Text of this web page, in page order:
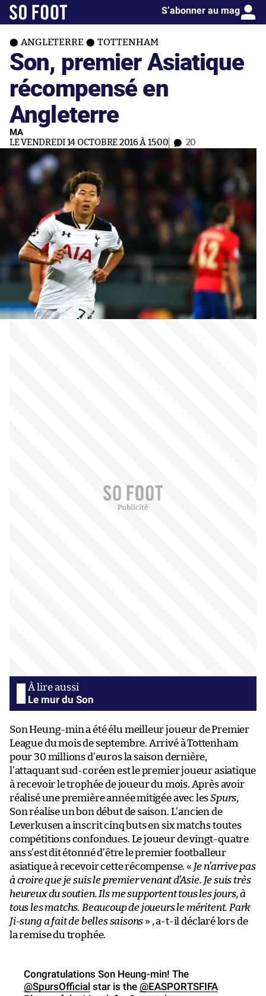
S’abonner au mag
ANGLETERRE TOTTENHAM
Son, premier Asiatique
récompensé en
Angleterre
MA
LE VENDREDI 14 OCTOBRE 2016 À 15:00 20
Le mur du Son
Son Heung-min a été élu meilleur joueur de Premier
League du mois de septembre. Arrivé à Tottenham
pour 30 millions d’euros la saison dernière,
l’attaquant sud-coréen est le premier joueur asiatique
à recevoir le trophée de joueur du mois. Après avoir
réalisé une première année mitigée avec lesSpurs,
Son réalise un bon début de saison. L’ancien de
Leverkusen a inscrit cinq buts en six matchs toutes
compétitions confondues. Le joueur de vingt-quatre
ans s’est dit étonné d’être le premier footballeur
asiatique à recevoir cette récompense. « Je n’arrive pas
à croire que je suis le premier venant d’Asie. Je suis très
heureux du soutien. Ils me supportent tous les jours, à
tous les matchs. Beaucoup de joueurs le méritent. Park
Ji-sung a fait de belles saisons » , a-t-il déclaré lors de
la remise du trophée.
Congratulations Son Heung-min! The
@SpursOfficial star is the @EASPORTSFIFA